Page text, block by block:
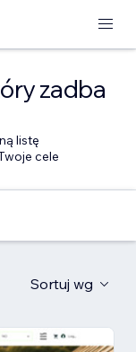
zadba
listę
cele
Sortuj wg